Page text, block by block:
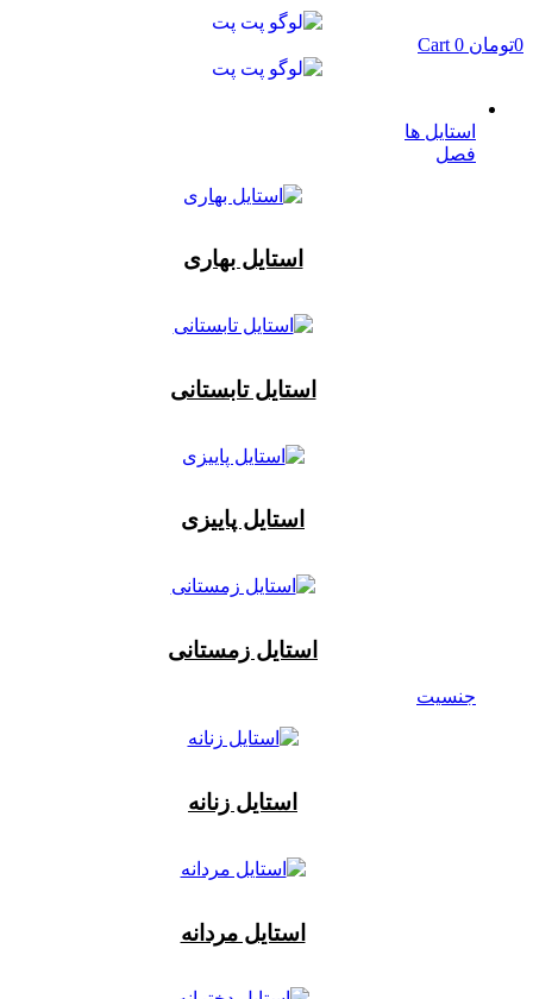
به
0تومان 0
Cart
استایل ها
فصل
استایل بهاری
استایل تابستانی
استایل پاییزی
استایل زمستانی
جنسیت
استایل زنانه
استایل مردانه